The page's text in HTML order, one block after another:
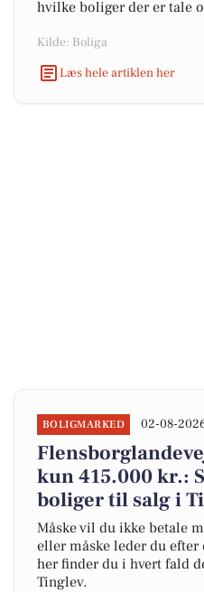
hvilke boliger der er tale
Kilde: Boliga
Læs hele artiklen her
BOLIGMARKED 02-08-
kun 415.000 kr.:
boliger til salg i
Måske vil du ikke betale
eller måske leder du
her finder du i hvert fald
Tinglev.